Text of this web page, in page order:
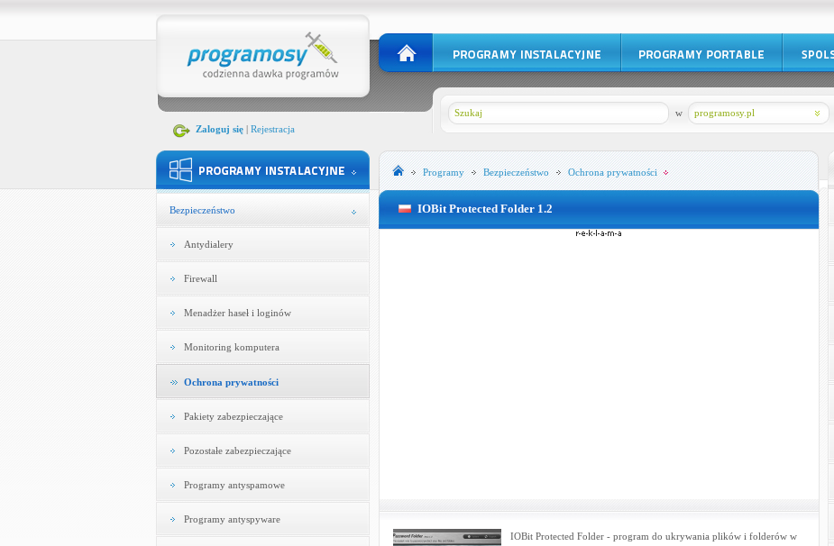
Zaloguj się| Rejestracja
programosy.pl
w
Bezpieczeństwo
Antydialery
Firewall
Menadżer haseł i loginów
Monitoring komputera
Ochrona prywatności
Pakiety zabezpieczające
Pozostałe zabezpieczające
Programy antyspamowe
Programy antyspyware
Programy Bezpieczeństwo Ochrona prywatności
IOBit Protected Folder 1.2
IOBit Protected Folder - program do ukrywania plików i folderów w